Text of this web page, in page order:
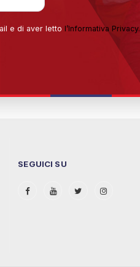
e di aver letto l’Informativa Privacy.
SEGUICI SU